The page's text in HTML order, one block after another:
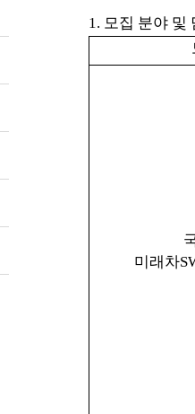
1. 모집 분야 및
미래차